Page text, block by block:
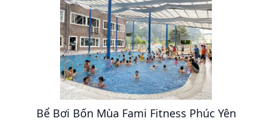
Bể Bơi Bốn Mùa Fami Fitness Phúc Yên